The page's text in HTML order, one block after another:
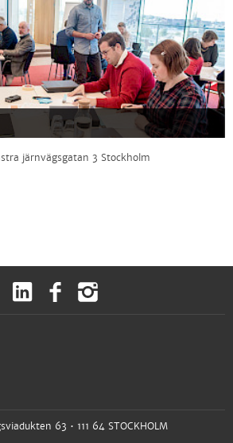
järnvägsgatan 3 Stockholm
63 • 111 64 STOCKHOLM